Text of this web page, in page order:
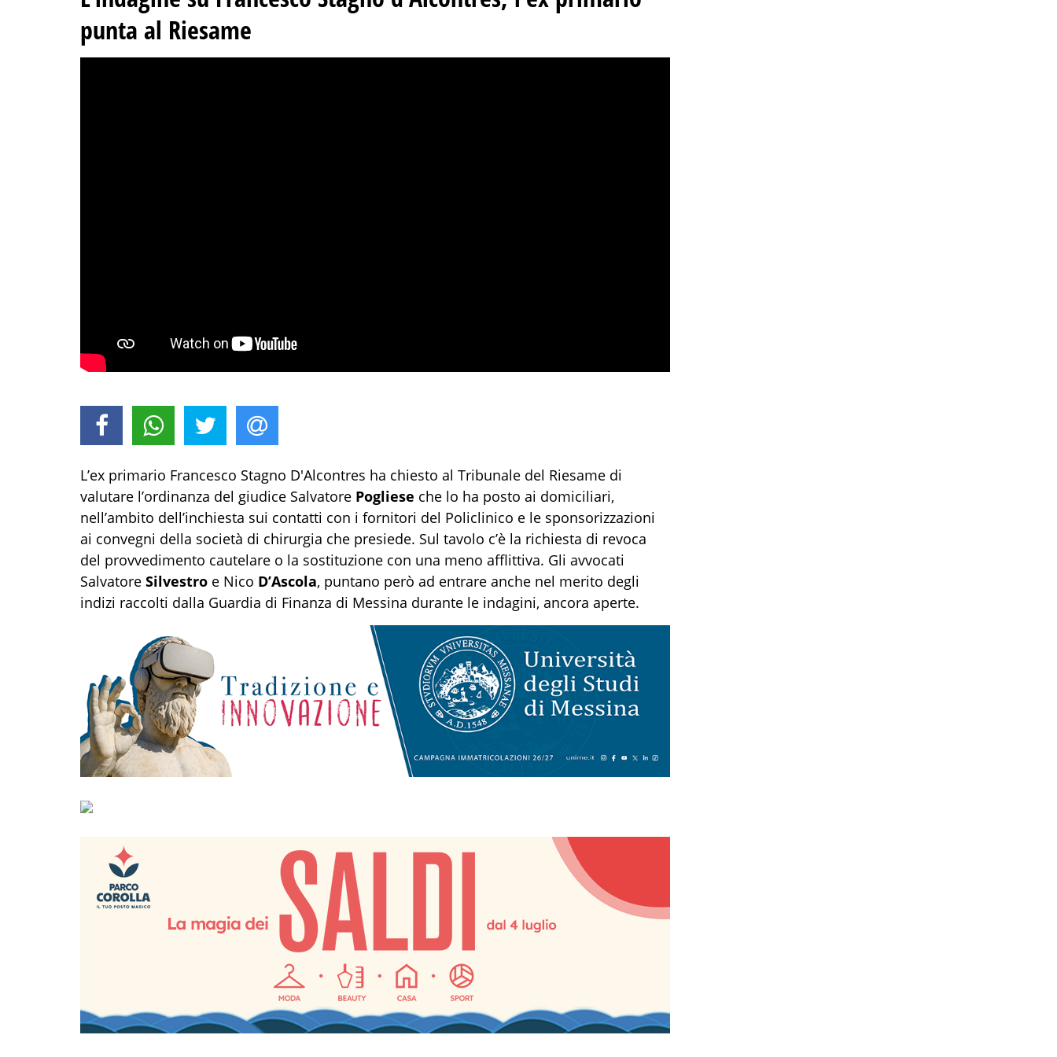
punta al Riesame
L’ex primario Francesco Stagno D'Alcontres ha chiesto al Tribunale del Riesame di
valutare l’ordinanza del giudice Salvatore Pogliese che lo ha posto ai domiciliari,
nell’ambito dell’inchiesta sui contatti con i fornitori del Policlinico e le sponsorizzazioni
ai convegni della società di chirurgia che presiede. Sul tavolo c’è la richiesta di revoca
del provvedimento cautelare o la sostituzione con una meno afflittiva. Gli avvocati
Salvatore Silvestro e Nico D’Ascola, puntano però ad entrare anche nel merito degli
indizi raccolti dalla Guardia di Finanza di Messina durante le indagini, ancora aperte.